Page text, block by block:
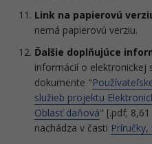
Link na papierovú
nemá papierovú verziu.
Ďalšie doplňujúce
informácií o elektronickej
dokumente "
služieb projektu
Oblasť daňová" [.pdf;
nachádza v časti